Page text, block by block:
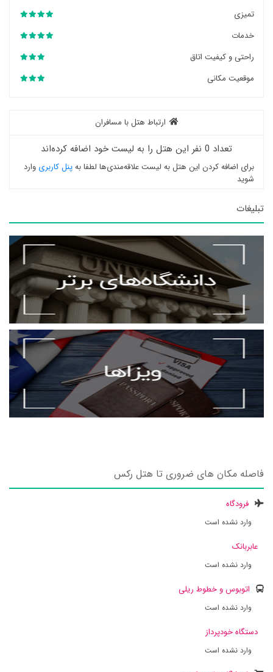
تمیزی
خدمات
راحتی و کیفیت اتاق
موقعیت مکانی
ارتباط هتل با مسافران
تعداد 0 نفر این هتل را به لیست خود اضافه کرده‌اند
برای اضافه کردن این هتل به لیست علاقه‌مندی‌ها لطفا بهپنل کاربری وارد
شوید
تبلیغات
فاصله مکان های ضروری تا هتل رکس
فرودگاه
وارد نشده است
عابربانک
وارد نشده است
اتوبوس و خطوط ریلی
وارد نشده است
دستگاه خودپرداز
وارد نشده است